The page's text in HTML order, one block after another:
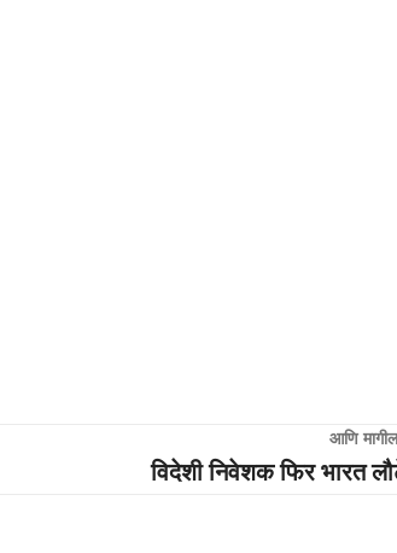
आणि
विदेशी निवेशक फिर भारत